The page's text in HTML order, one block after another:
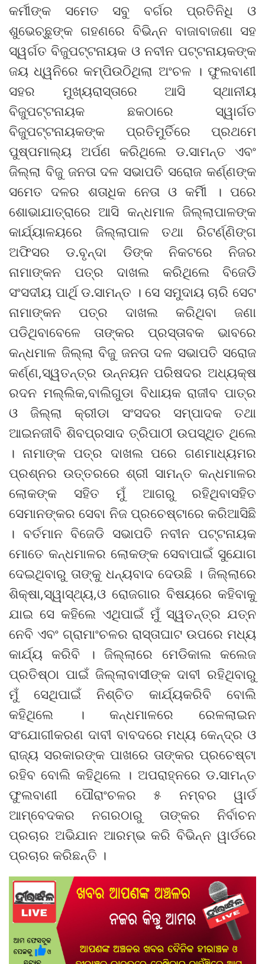
କର୍ମୀଙ୍କ ସମେତ ସବୁ ବର୍ଗର ପ୍ରତିନିଧି ଓ
ଶୁଭେଚ୍ଛୁଙ୍କ ଗହଣରେ ବିଭିନ୍ନ ବାଜାବାଜଣା ସହ
ସ୍ୱର୍ଗତ ବିଜୁପଟ୍ଟନାୟକ ଓ ନବୀନ ପଟ୍ଟନାୟକଙ୍କ
ଜୟ ଧ୍ୱନିରେ କମ୍ପିଉଠିଥିଲା ଅଂଚଳ । ଫୁଲବାଣୀ
ସହର ମୁଖ୍ୟରାସ୍ତାରେ ଆସି ସ୍ଥାନୀୟ
ବିଜୁପଟ୍ଟନାୟକ ଛକଠାରେ ସ୍ୱାର୍ଗତ
ବିଜୁପଟ୍ଟନାୟକଙ୍କ ପ୍ରତିମୁର୍ତିରେ ପ୍ରଥମେ
ପୁଷ୍ପମାଲ୍ୟ ଅର୍ପଣ କରିଥିଲେ ଡ.ସାମନ୍ତ ଏବଂ
ଜିଲ୍ଲା ବିଜୁ ଜନତା ଦଳ ସଭାପତି ସରୋଜ କର୍ଣ୍ଣଙ୍କ
ସମେତ ଦଳର ଶତାଧିକ ନେତା ଓ କର୍ମିୀ । ପରେ
ଶୋଭାଯାତ୍ରାରେ ଆସି କନ୍ଧମାଳ ଜିଲ୍ଲାପାଳଙ୍କ
କାର୍ଯ୍ୟାଳୟରେ ଜିଲ୍ଲାପାଳ ତଥା ରିଟର୍ଣ୍ଣିଙ୍ଗ
ଅଫିସର ଡ.ବୃନ୍ଦା ଡିଙ୍କ ନିକଟରେ ନିଜର
ନାମାଙ୍କନ ପତ୍ର ଦାଖଲ କରିଥିଲେ ବିଜେଡି
ସଂସଦୀୟ ପାର୍ଥି ଡ.ସାମନ୍ତ । ସେ ସମୁଦାୟ ଚାରି ସେଟ
ନାମାଙ୍କନ ପତ୍ର ଦାଖଲ କରିଥିବା ଜଣା
ପଡିଥିବାବେଳେ ତାଙ୍କର ପ୍ରସ୍ତାବକ ଭାବରେ
କନ୍ଧମାଳ ଜିଲ୍ଲା ବିଜୁ ଜନତା ଦଳ ସଭାପତି ସରୋଜ
କର୍ଣ୍ଣ,ସ୍ୱତନ୍ତ୍ର ଉନ୍ନୟନ ପରିଷଦର ଅଧ୍ୟକ୍ଷ
ରଦନ ମଲ୍ଲିକ,ବାଲିଗୁଡା ବିଧାୟକ ରାଜୀବ ପାତ୍ର
ଓ ଜିଲ୍ଲା କ୍ରୀଡା ସଂସଦର ସମ୍ପାଦକ ତଥା
ଆଇନଜୀବି ଶିବପ୍ରସାଦ ତ୍ରିପାଠୀ ଉପସ୍ଥିତ ଥିଲେ
। ନାମାଙ୍କ ପତ୍ର ଦାଖଲ ପରେ ଗଣମାଧ୍ୟମର
ପ୍ରଶ୍ନର ଉତ୍ତରରେ ଶ୍ରୀ ସାମନ୍ତ କନ୍ଧମାଳର
ଲୋକଙ୍କ ସହିତ ମୁଁ ଆଗରୁ ରହିଥିବାସହିତ
ସେମାନଙ୍କର ସେବା ନିଜ ପ୍ରଚେଷ୍ଟାରେ କରିଆସିଛି
। ବର୍ତମାନ ବିଜେଡି ସଭାପତି ନବୀନ ପଟ୍ଟନାୟକ
ମୋତେ କନ୍ଧମାଳର ଲୋକଙ୍କ ସେବାପାଇଁ ସୁଯୋଗ
ଦେଇଥିବାରୁ ତାଙ୍କୁ ଧନ୍ୟବାଦ ଦେଉଛି । ଜିଲ୍ଲାରେ
ଶିକ୍ଷା,ସ୍ୱାସ୍ଥ୍ୟ,ଓ ରୋଜଗାର ବିଷୟରେ କହିବାକୁ
ଯାଇ ସେ କହିଲେ ଏଥିପାଇଁ ମୁଁ ସ୍ୱତନ୍ତ୍ର ଯତ୍ନ
ନେବି ଏବଂ ଗ୍ରାମାଂଚଳର ରାସ୍ତାଘାଟ ଉପରେ ମଧ୍ୟ
କାର୍ଯ୍ୟ କରିବି । ଜିଲ୍ଲାରେ ମେଡିକାଲ କଲେଜ
ପ୍ରତିଷ୍ଠା ପାଇଁ ଜିଲ୍ଲାବାସୀଙ୍କ ଦାବୀ ରହିଥିବାରୁ
ମୁଁ ସେଥିପାଇଁ ନିଶ୍ଚିତ କାର୍ଯ୍ୟକରିବି ବୋଲି
କହିଥିଲେ । କନ୍ଧମାଳରେ ରେଳଲାଇନ
ସଂଯୋଗୀକରଣ ଦାବୀ ବାବଦରେ ମଧ୍ୟ କେନ୍ଦ୍ର ଓ
ରାଜ୍ୟ ସରକାରଙ୍କ ପାଖରେ ତାଙ୍କର ପ୍ରଚେଷ୍ଟା
ରହିବ ବୋଲି କହିଥିଲେ । ଅପରାହ୍ନରେ ଡ.ସାମନ୍ତ
ଫୁଲବାଣୀ ପୌରାଂଚଳର ୫ ନମ୍ବର ୱାର୍ଡ
ଆମ୍ବେଦକର ନଗରଠାରୁ ତାଙ୍କର ନିର୍ବାଚନ
ପ୍ରଚାର ଅଭିଯାନ ଆରମ୍ଭ କରି ବିଭିନ୍ନ ୱାର୍ଡରେ
ପ୍ରଚାର କରିଛନ୍ତି ।